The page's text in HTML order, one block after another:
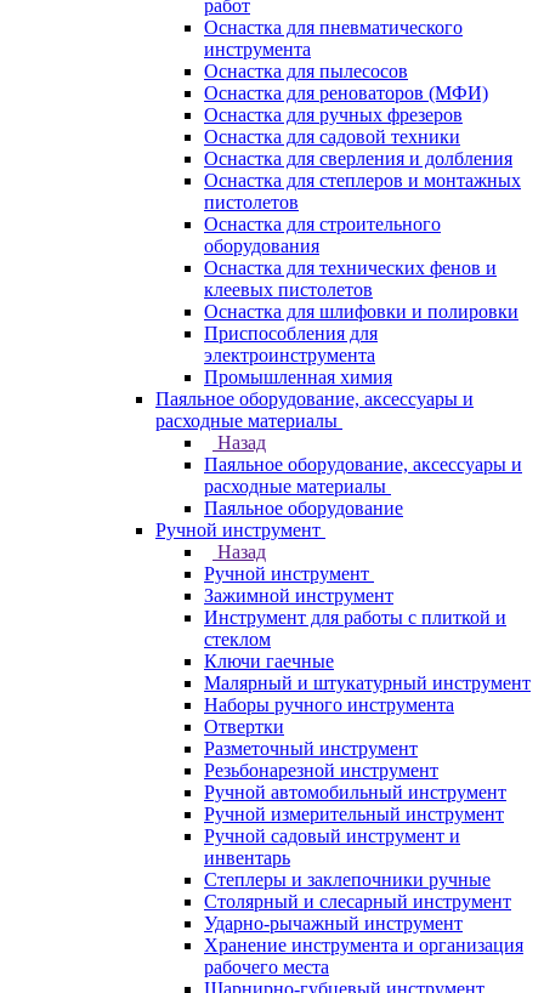
работ
Оснастка для пневматического
инструмента
Оснастка для пылесосов
Оснастка для реноваторов (МФИ)
Оснастка для ручных фрезеров
Оснастка для садовой техники
Оснастка для сверления и долбления
Оснастка для степлеров и монтажных
пистолетов
Оснастка для строительного
оборудования
Оснастка для технических фенов и
клеевых пистолетов
Оснастка для шлифовки и полировки
Приспособления для
электроинструмента
Промышленная химия
Паяльное оборудование, аксессуары и
расходные материалы
Назад
Паяльное оборудование, аксессуары и
расходные материалы
Паяльное оборудование
Ручной инструмент
Назад
Ручной инструмент
Зажимной инструмент
Инструмент для работы с плиткой и
стеклом
Ключи гаечные
Малярный и штукатурный инструмент
Наборы ручного инструмента
Отвертки
Разметочный инструмент
Резьбонарезной инструмент
Ручной автомобильный инструмент
Ручной измерительный инструмент
Ручной садовый инструмент и
инвентарь
Степлеры и заклепочники ручные
Столярный и слесарный инструмент
Ударно-рычажный инструмент
Хранение инструмента и организация
рабочего места
Шарнирно-губцевый инструмент